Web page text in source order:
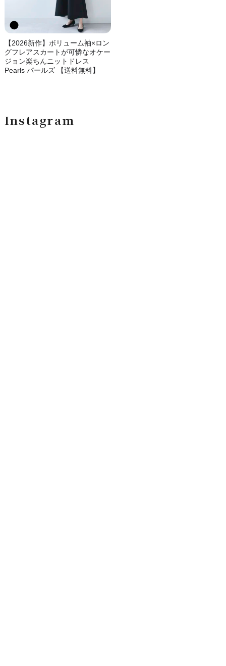
【2026新作】ボリューム袖×ロン
グフレアスカートが可憐なオケー
ジョン楽ちんニットドレス
Pearls パールズ 【送料無料】
Instagram